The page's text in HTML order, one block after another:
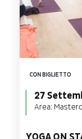
CON BIGLIETTO
27
Area: